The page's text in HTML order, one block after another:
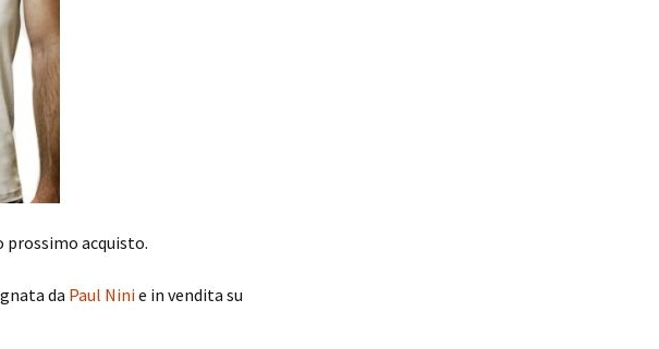
acquisto.
da Paul Ninie in vendita su